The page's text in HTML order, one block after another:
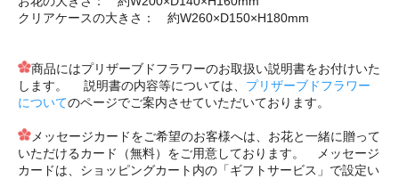
クリアケースの大きさ： 約W260×D150×H180mm
商品にはプリザーブドフラワーのお取扱い説明書をお付けいた
します。 説明書の内容等については、 プリザーブドフラワー
についてのページでご案内させていただいております。
メッセージカードをご希望のお客様へは、お花と一緒に贈って
いただけるカード（無料）をご用意しております。 メッセージ
カードは、ショッピングカート内の「ギフトサービス」で設定い